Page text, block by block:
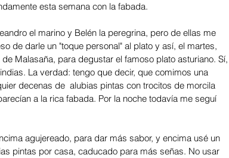
esta semana con la fabada.
el marino y Belén la peregrina, pero de ellas me
de darle un "toque personal" al plato y así, el martes,
Malasaña, para degustar el famoso plato asturiano. Sí,
La verdad: tengo que decir, que comimos una
decenas de  alubias pintas con trocitos de morcila
a la rica fabada. Por la noche todavía me seguí
agujereado, para dar más sabor, y encima usé un
pintas por casa, caducado para más señas. No usar